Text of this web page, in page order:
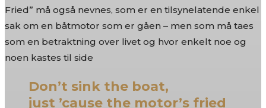
Fried” må også nevnes, som er en tilsynelatende enkel
sak om en båtmotor som er gåen – men som må taes
som en betraktning over livet og hvor enkelt noe og
noen kastes til side
Don’t sink the boat,
just ’cause the motor’s fried